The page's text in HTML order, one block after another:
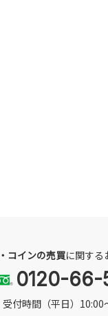
コインの売買に関する
0120-66-
受付時間（平日）10:00